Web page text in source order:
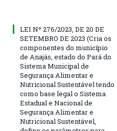
LEI Nº 276/2023, DE 20 DE
SETEMBRO DE 2023 (Cria os
componentes do município
de Anajás, estado do Pará do
Sistema Municipal de
Segurança Alimentar e
Nutricional Sustentável tendo
como base legal o Sistema
Estadual e Nacional de
Segurança Alimentar e
Nutricional Sustentável,